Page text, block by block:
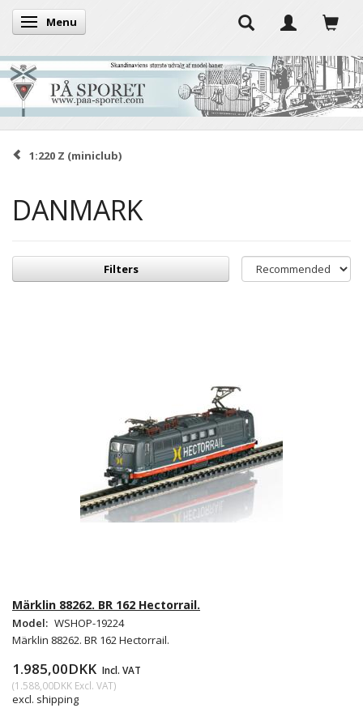
Toggle navigation
Menu
1:220 Z (miniclub)
DANMARK
Filters
Märklin 88262. BR 162 Hectorrail.
Model: WSHOP-19224
Märklin 88262. BR 162 Hectorrail.
1.985,00DKK Incl. VAT
(1.588,00DKK Excl. VAT)
excl. shipping